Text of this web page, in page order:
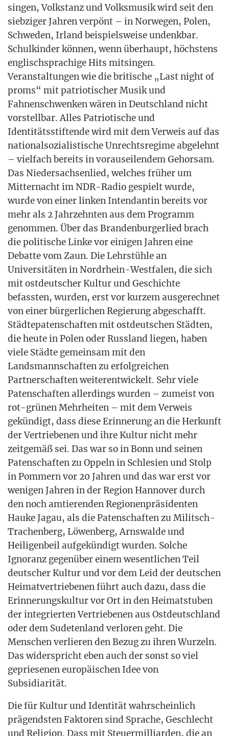
sin­gen, Volks­tanz und Volks­mu­sik wird seit den
sieb­zi­ger Jah­ren ver­pönt – in Nor­we­gen, Polen,
Schwe­den, Irland bei­spiels­wei­se undenk­bar.
Schul­kin­der kön­nen, wenn über­haupt, höchs­tens
eng­lisch­spra­chi­ge Hits mit­sin­gen.
Ver­an­stal­tun­gen wie die bri­ti­sche „Last night of
proms“ mit patrio­ti­scher Musik und
Fah­nen­schwen­ken wären in Deutsch­land nicht
vor­stell­bar. Alles Patrio­ti­sche und
Iden­ti­täts­stif­ten­de wird mit dem Ver­weis auf das
natio­nal­so­zia­lis­ti­sche Unrechts­re­gime abge­lehnt
– viel­fach bereits in vor­aus­ei­len­dem Gehor­sam.
Das Nie­der­sach­sen­lied, wel­ches frü­her um
Mit­ter­nacht im NDR-Radio gespielt wur­de,
wur­de von einer lin­ken Inten­dan­tin bereits vor
mehr als 2 Jahr­zehn­ten aus dem Pro­gramm
genom­men. Über das Bran­den­bur­ger­lied brach
die poli­ti­sche Lin­ke vor eini­gen Jah­ren eine
Debat­te vom Zaun. Die Lehr­stüh­le an
Uni­ver­si­tä­ten in Nord­rhein-West­fa­len, die sich
mit ost­deut­scher Kul­tur und Geschich­te
befass­ten, wur­den, erst vor kur­zem aus­ge­rech­net
von einer bür­ger­li­chen Regie­rung abge­schafft.
Städ­te­pa­ten­schaf­ten mit ost­deut­schen Städ­ten,
die heu­te in Polen oder Russ­land lie­gen, haben
vie­le Städ­te gemein­sam mit den
Lands­mann­schaf­ten zu erfolg­rei­chen
Part­ner­schaf­ten wei­ter­ent­wi­ckelt. Sehr vie­le
Paten­schaf­ten aller­dings wur­den – zumeist von
rot-grü­nen Mehr­hei­ten – mit dem Ver­weis
gekün­digt, dass die­se Erin­ne­rung an die Her­kunft
der Ver­trie­be­nen und ihre Kul­tur nicht mehr
zeit­ge­mäß sei. Das war so in Bonn und sei­nen
Paten­schaf­ten zu Oppeln in Schle­si­en und Stolp
in Pom­mern vor 20 Jah­ren und das war erst vor
weni­gen Jah­ren in der Regi­on Han­no­ver durch
den noch amtie­ren­den Regio­nen­prä­si­den­ten
Hau­ke Jag­au, als die Paten­schaf­ten zu Milit­sch-
Tra­chen­berg, Löwen­berg, Arns­wal­de und
Hei­li­gen­beil auf­ge­kün­digt wur­den. Sol­che
Igno­ranz gegen­über einem wesent­li­chen Teil
deut­scher Kul­tur und vor dem Leid der deut­schen
Hei­mat­ver­trie­be­nen führt auch dazu, dass die
Erin­ne­rungs­kul­tur vor Ort in den Hei­mat­stu­ben
der inte­grier­ten Ver­trie­be­nen aus Ost­deutsch­land
oder dem Sude­ten­land ver­lo­ren geht. Die
Men­schen ver­lie­ren den Bezug zu ihren Wur­zeln.
Das wider­spricht eben auch der sonst so viel
geprie­se­nen euro­päi­schen Idee von
Subsidiarität.
Die für Kul­tur und Iden­ti­tät wahr­schein­lich
prä­gends­ten Fak­to­ren sind Spra­che, Geschlecht
und Reli­gi­on. Dass mit Steu­er­mil­li­ar­den, die an